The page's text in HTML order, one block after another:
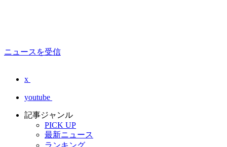
ニュースを受信
x
youtube
記事ジャンル
PICK UP
最新ニュース